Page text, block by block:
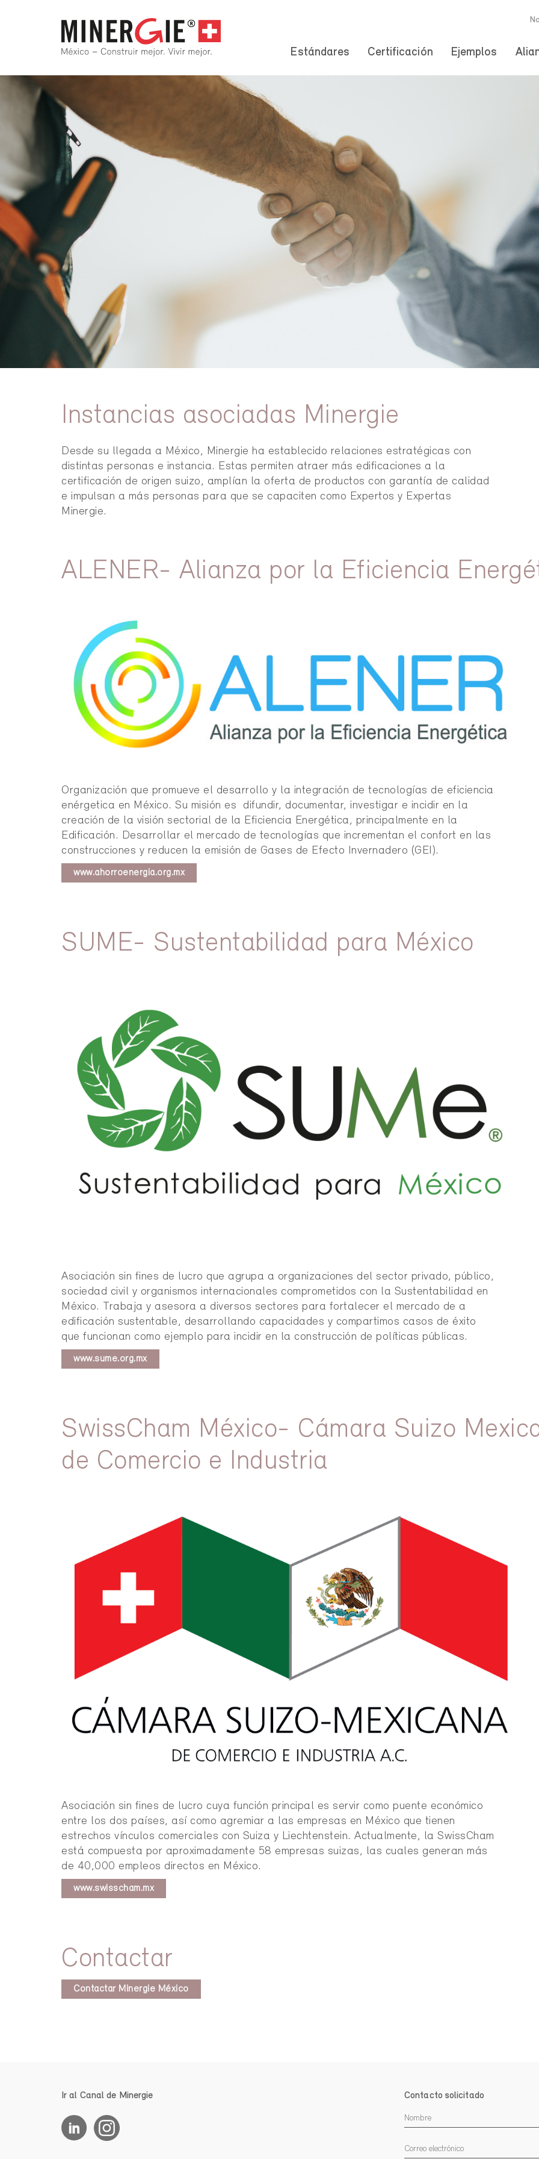
Estándares Certificación Ejemplos
Instancias asociadas Minergie
Desde su llegada a México, Minergie ha establecido relaciones estratégicas con
distintas personas e instancia. Estas permiten atraer más edificaciones a la
certificación de origen suizo, amplían la oferta de productos con garantía de calidad
e impulsan a más personas para que se capaciten como Expertos y Expertas
Minergie.
ALENER- Alianza por la Eficiencia
Organización que promueve el desarrollo y la integración de tecnologías de eficiencia
enérgetica en México. Su misión es difundir, documentar, investigar e incidir en la
creación de la visión sectorial de la Eficiencia Energética, principalmente en la
Edificación. Desarrollar el mercado de tecnologías que incrementan el confort en las
construcciones y reducen la emisión de Gases de Efecto Invernadero (GEI).
www.ahorroenergia.org.mx
SUME- Sustentabilidad para México
Asociación sin fines de lucro que agrupa a organizaciones del sector privado, público,
sociedad civil y organismos internacionales comprometidos con la Sustentabilidad en
México. Trabaja y asesora a diversos sectores para fortalecer el mercado de a
edificación sustentable, desarrollando capacidades y compartimos casos de éxito
que funcionan como ejemplo para incidir en la construcción de políticas públicas.
www.sume.org.mx
SwissCham México- Cámara Suizo
de Comercio e Industria
Asociación sin fines de lucro cuya función principal es servir como puente económico
entre los dos países, así como agremiar a las empresas en México que tienen
estrechos vínculos comerciales con Suiza y Liechtenstein. Actualmente, la SwissCham
está compuesta por aproximadamente 58 empresas suizas, las cuales generan más
de 40,000 empleos directos en México.
www.swisscham.mx
Contactar
Contactar Minergie México
Ir al Canal de Minergie Contacto solicitado